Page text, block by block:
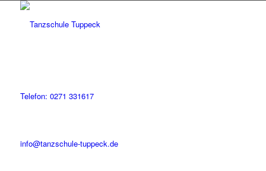
Telefon: 0271 331617
info@tanzschule-tuppeck.de